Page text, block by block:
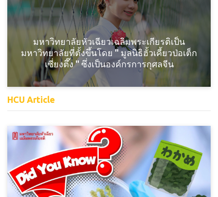
มหาวิทยาลัยหัวเฉียวเฉลิมพระเกียรติเป็น
มหาวิทยาลัยที่ตั้งขึ้นโดย " มูลนิธิฮั้วเคี้ยวป่อเต็ก
เซี่ยงตึ๊ง " ซึ่งเป็นองค์กรการกุศลจีน
HCU Article